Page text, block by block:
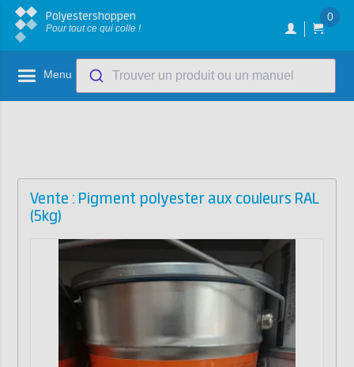
Polyestershoppen
Pour tout ce qui colle !
0
Menu Trouver un produit ou un manuel
Vente : Pigment polyester aux couleurs RAL
(5kg)